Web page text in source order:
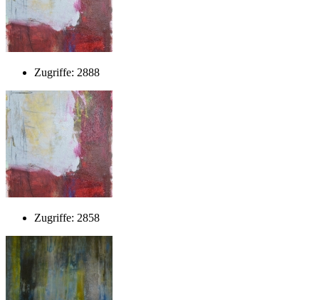
Zugriffe: 2888
Zugriffe: 2858